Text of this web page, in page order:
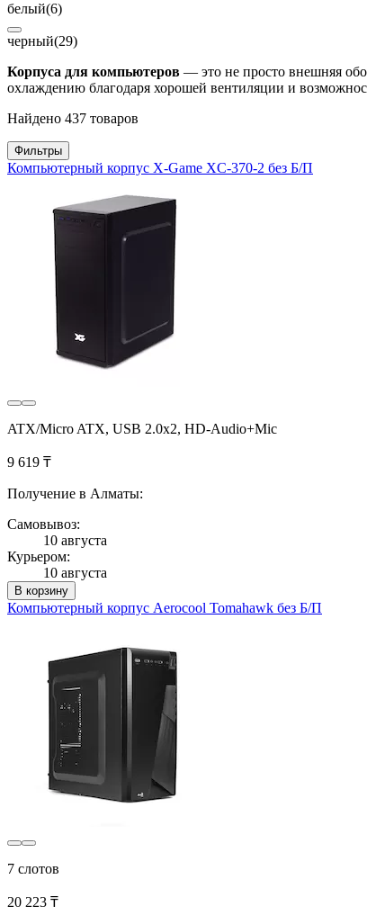
белый(6)
черный(29)
Корпуса для компьютеров — это не просто внешняя
охлаждению благодаря хорошей вентиляции и
Найдено 437 товаров
Фильтры
Компьютерный корпус X-Game XC-370-2 без Б/П
ATX/Micro ATX, USB 2.0x2, HD-Audio+Mic
9 619 ₸
Получение в Алматы:
Самовывоз:
10 августа
Курьером:
10 августа
В корзину
Компьютерный корпус Aerocool Tomahawk без Б/П
7 слотов
20 223 ₸